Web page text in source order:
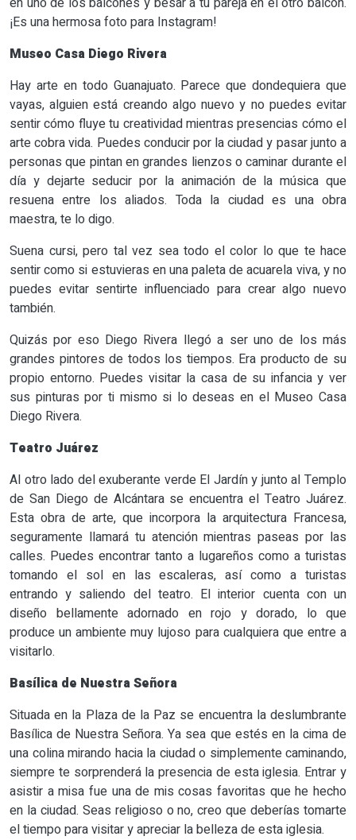
¡Es una hermosa foto para Instagram!
Museo Casa Diego Rivera
Hay arte en todo Guanajuato. Parece que dondequiera que
vayas, alguien está creando algo nuevo y no puedes evitar
sentir cómo fluye tu creatividad mientras presencias cómo el
arte cobra vida. Puedes conducir por la ciudad y pasar junto a
personas que pintan en grandes lienzos o caminar durante el
día y dejarte seducir por la animación de la música que
resuena entre los aliados. Toda la ciudad es una obra
maestra, te lo digo.
Suena cursi, pero tal vez sea todo el color lo que te hace
sentir como si estuvieras en una paleta de acuarela viva, y no
puedes evitar sentirte influenciado para crear algo nuevo
también.
Quizás por eso Diego Rivera llegó a ser uno de los más
grandes pintores de todos los tiempos. Era producto de su
propio entorno. Puedes visitar la casa de su infancia y ver
sus pinturas por ti mismo si lo deseas en el Museo Casa
Diego Rivera.
Teatro Juárez
Al otro lado del exuberante verde El Jardín y junto al Templo
de San Diego de Alcántara se encuentra el Teatro Juárez.
Esta obra de arte, que incorpora la arquitectura Francesa,
seguramente llamará tu atención mientras paseas por las
calles. Puedes encontrar tanto a lugareños como a turistas
tomando el sol en las escaleras, así como a turistas
entrando y saliendo del teatro. El interior cuenta con un
diseño bellamente adornado en rojo y dorado, lo que
produce un ambiente muy lujoso para cualquiera que entre a
visitarlo.
Basílica de Nuestra Señora
Situada en la Plaza de la Paz se encuentra la deslumbrante
Basílica de Nuestra Señora. Ya sea que estés en la cima de
una colina mirando hacia la ciudad o simplemente caminando,
siempre te sorprenderá la presencia de esta iglesia. Entrar y
asistir a misa fue una de mis cosas favoritas que he hecho
en la ciudad. Seas religioso o no, creo que deberías tomarte
el tiempo para visitar y apreciar la belleza de esta iglesia.